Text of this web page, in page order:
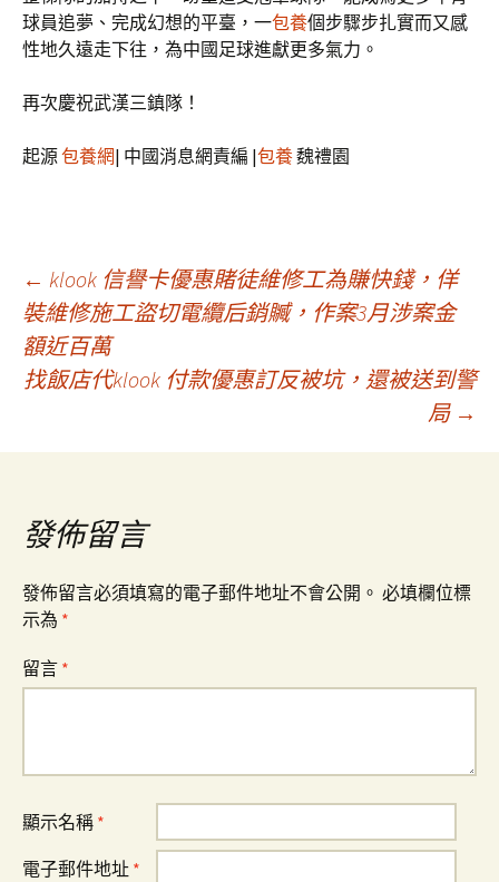
球員追夢、完成幻想的平臺，一包養個步驟步扎實而又感
性地久遠走下往，為中國足球進獻更多氣力。
再次慶祝武漢三鎮隊！
起源包養網| 中國消息網責編 |包養魏禮園
文
章
導
覽
← klook 信譽卡優惠賭徒維修工為賺快錢，佯
裝維修施工盜切電纜后銷贓，作案3月涉案金
額近百萬
找飯店代klook 付款優惠訂反被坑，還被送到警
局 →
發佈留言
發佈留言必須填寫的電子郵件地址不會公開。 必填欄位標
示為 *
留言 *
顯示名稱 *
電子郵件地址 *